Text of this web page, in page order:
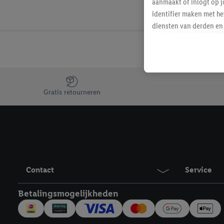
Jouw voordelen bij ons als Lidl webshop klant
Gratis retourneren
Contact Service
Betalingsmogelijkheden
identifier maken met
diensten van derden
Als je hiervoor
eerder interesse hebt
maar het niet te
Lidl-diensten worden
Onder "Aanpassen"
technieken worden
Door op "Akkoord" te
trekken, vind je in onze
over de cookies die wij